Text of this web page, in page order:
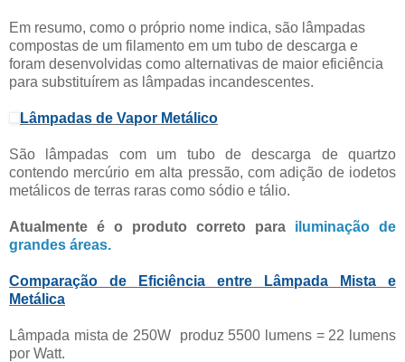
Em resumo, como o próprio nome indica, são lâmpadas
compostas de um filamento em um tubo de descarga e
foram desenvolvidas como alternativas de maior eficiência
para substituírem as lâmpadas incandescentes.
Lâmpadas de Vapor Metálico
São lâmpadas com um tubo de descarga de quartzo
contendo mercúrio em alta pressão, com adição de iodetos
metálicos de terras raras como sódio e tálio.
Atualmente é o produto correto para iluminação de
grandes áreas.
Comparação de Eficiência entre Lâmpada Mista e
Metálica
Lâmpada mista de 250W
produz 5500 lumens = 22 lumens
por Watt.